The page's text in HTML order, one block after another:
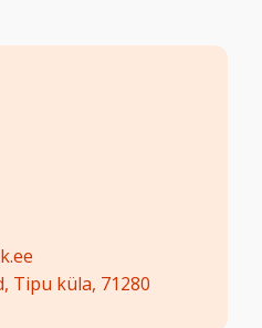
Tipu küla, 71280